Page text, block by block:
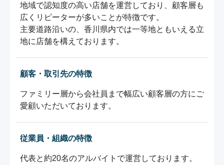
地域で認知度の高い店舗を運営しており、顧客層も
広くリピーターが多いことが特徴です。
主要道路沿いの、香川県内では一等地ともいえる立
地に店舗を構えております。
顧客・取引先の特徴
ファミリー層から会社員まで幅広い顧客層の方にご
愛顧いただいております。
従業員・組織の特徴
代表と約20名のアルバイトで運営しております。